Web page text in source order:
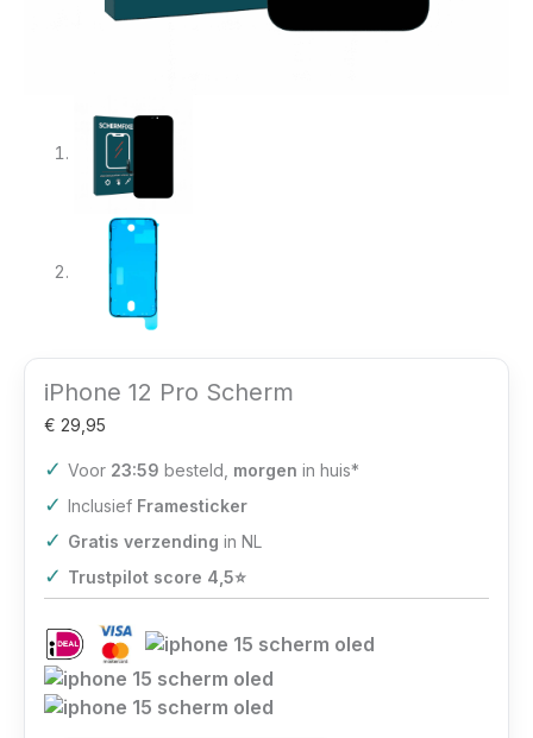
iPhone 12 Pro Scherm
€ 29,95
✓ Voor 23:59 besteld, morgen in huis*
✓ Inclusief Framesticker
✓ Gratis verzending in NL
✓ Trustpilot score 4,5⭐️